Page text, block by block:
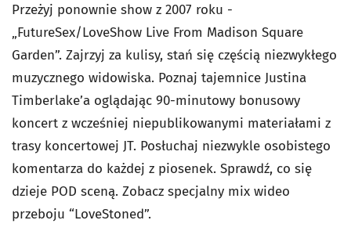
Przeżyj ponownie show z 2007 roku -
„FutureSex/LoveShow Live From Madison Square
Garden”. Zajrzyj za kulisy, stań się częścią niezwykłego
muzycznego widowiska. Poznaj tajemnice Justina
Timberlake’a oglądając 90-minutowy bonusowy
koncert z wcześniej niepublikowanymi materiałami z
trasy koncertowej JT. Posłuchaj niezwykle osobistego
komentarza do każdej z piosenek. Sprawdź, co się
dzieje POD sceną. Zobacz specjalny mix wideo
przeboju “LoveStoned”.